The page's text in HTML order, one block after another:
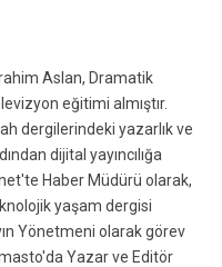
Aslan, Dramatik
eğitimi almıştır.
dergilerindeki yazarlık ve
dijital yayıncılığa
Haber Müdürü olarak,
yaşam dergisi
Yönetmeni olarak görev
Yazar ve Editör